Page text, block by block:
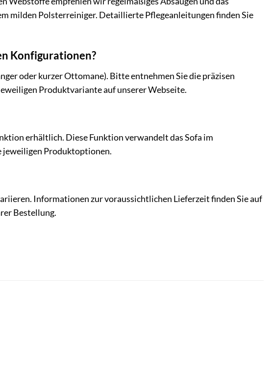
milden Polsterreiniger. Detaillierte Pflegeanleitungen finden Sie
Konfigurationen?
oder kurzer Ottomane). Bitte entnehmen Sie die präzisen
Produktvariante auf unserer Webseite.
erhältlich. Diese Funktion verwandelt das Sofa im
jeweiligen Produktoptionen.
Informationen zur voraussichtlichen Lieferzeit finden Sie auf
Bestellung.